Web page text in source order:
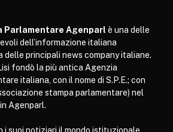
Parlamentare Agenparl è una delle
dell’informazione italiana
delle principali news company italiane.
fondò la più antica Agenzia
italiana, con il nome di S.P.E.; con
stampa parlamentare) nel
Agenparl.